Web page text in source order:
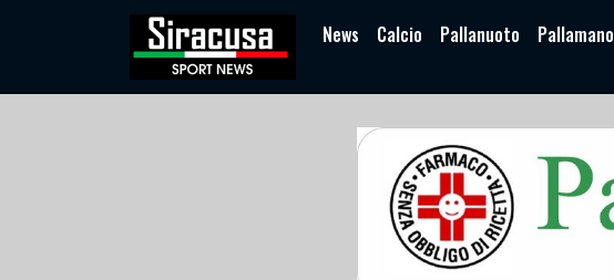
News Calcio Pallanuoto Pallamano